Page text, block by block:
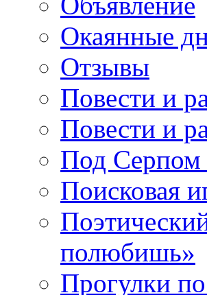
Окаянные
Отзывы
Повести и
Повести и
Под
Поисковая
полюбишь»
Прогулки